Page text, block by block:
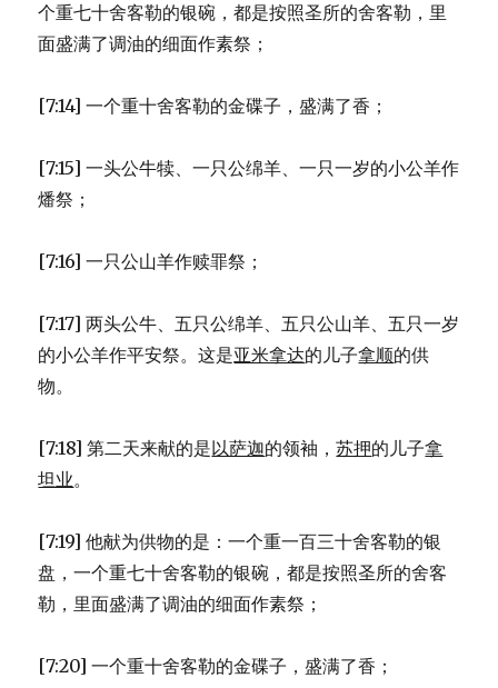
个重七十舍客勒的银碗，都是按照圣所的舍客勒，里
面盛满了调油的细面作素祭；
[7:14] 一个重十舍客勒的金碟子，盛满了香；
[7:15] 一头公牛犊、一只公绵羊、一只一岁的小公羊作
燔祭；
[7:16] 一只公山羊作赎罪祭；
[7:17] 两头公牛、五只公绵羊、五只公山羊、五只一岁
的小公羊作平安祭。这是亚米拿达的儿子拿顺的供
物。
[7:18] 第二天来献的是以萨迦的领袖，苏押的儿子拿
坦业。
[7:19] 他献为供物的是：一个重一百三十舍客勒的银
盘，一个重七十舍客勒的银碗，都是按照圣所的舍客
勒，里面盛满了调油的细面作素祭；
[7:20] 一个重十舍客勒的金碟子，盛满了香；